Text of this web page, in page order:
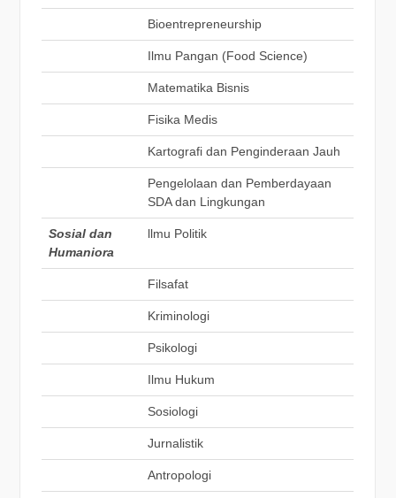
Bioentrepreneurship
Ilmu Pangan (Food Science)
Matematika Bisnis
Fisika Medis
Kartografi dan Penginderaan Jauh
Pengelolaan dan Pemberdayaan
SDA dan Lingkungan
Sosial dan
Humaniora
llmu Politik
Filsafat
Kriminologi
Psikologi
Ilmu Hukum
Sosiologi
Jurnalistik
Antropologi